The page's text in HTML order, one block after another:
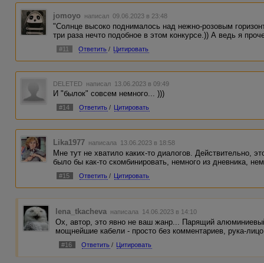
jomoyo написал 09.06.2023 в 23:48
"Солнце высоко поднималось над нежно-розовым
три раза нечто подобное в этом конкурсе.)) А ведь я
#11 Ответить / Цитировать
DELETED написал 13.06.2023 в 09:49
И "былок" совсем немного... )))
#14 Ответить / Цитировать
Lika1977 написала 13.06.2023 в 18:58
Мне тут не хватило каких-то диалогов. Действительно,
было бы как-то скомбинировать, немного из дневника,
#15 Ответить / Цитировать
lena_tkacheva написала 14.06.2023 в 14:10
Ох, автор, это явно не ваш жанр... Парящий
мощнейшие кабели - просто без комментариев, рука-
#16 Ответить / Цитировать